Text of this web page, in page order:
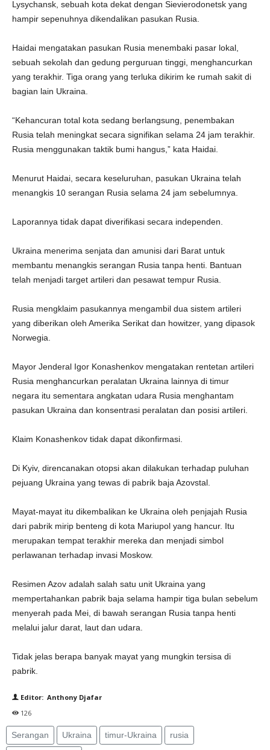
Lysychansk, sebuah kota dekat dengan Sievierodonetsk yang
hampir sepenuhnya dikendalikan pasukan Rusia.
Haidai mengatakan pasukan Rusia menembaki pasar lokal,
sebuah sekolah dan gedung perguruan tinggi, menghancurkan
yang terakhir. Tiga orang yang terluka dikirim ke rumah sakit di
bagian lain Ukraina.
“Kehancuran total kota sedang berlangsung, penembakan
Rusia telah meningkat secara signifikan selama 24 jam terakhir.
Rusia menggunakan taktik bumi hangus,” kata Haidai.
Menurut Haidai, secara keseluruhan, pasukan Ukraina telah
menangkis 10 serangan Rusia selama 24 jam sebelumnya.
Laporannya tidak dapat diverifikasi secara independen.
Ukraina menerima senjata dan amunisi dari Barat untuk
membantu menangkis serangan Rusia tanpa henti. Bantuan
telah menjadi target artileri dan pesawat tempur Rusia.
Rusia mengklaim pasukannya mengambil dua sistem artileri
yang diberikan oleh Amerika Serikat dan howitzer, yang dipasok
Norwegia.
Mayor Jenderal Igor Konashenkov mengatakan rentetan artileri
Rusia menghancurkan peralatan Ukraina lainnya di timur
negara itu sementara angkatan udara Rusia menghantam
pasukan Ukraina dan konsentrasi peralatan dan posisi artileri.
Klaim Konashenkov tidak dapat dikonfirmasi.
Di Kyiv, direncanakan otopsi akan dilakukan terhadap puluhan
pejuang Ukraina yang tewas di pabrik baja Azovstal.
Mayat-mayat itu dikembalikan ke Ukraina oleh penjajah Rusia
dari pabrik mirip benteng di kota Mariupol yang hancur. Itu
merupakan tempat terakhir mereka dan menjadi simbol
perlawanan terhadap invasi Moskow.
Resimen Azov adalah salah satu unit Ukraina yang
mempertahankan pabrik baja selama hampir tiga bulan sebelum
menyerah pada Mei, di bawah serangan Rusia tanpa henti
melalui jalur darat, laut dan udara.
Tidak jelas berapa banyak mayat yang mungkin tersisa di
pabrik.
Editor: Anthony Djafar
126
Serangan Ukraina timur-Ukraina rusia